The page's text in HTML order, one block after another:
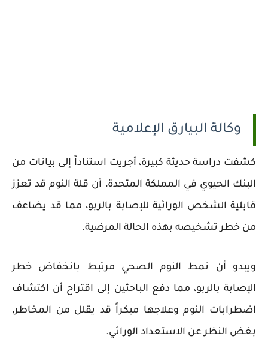
وكالة البيارق الإعلامية
كشفت دراسة حديثة كبيرة، أجريت استناداً إلى بيانات من
البنك الحيوي في المملكة المتحدة، أن قلة النوم قد تعزز
قابلية الشخص الوراثية للإصابة بالربو، مما قد يضاعف
من خطر تشخيصه بهذه الحالة المرضية.
ويبدو أن نمط النوم الصحي مرتبط بانخفاض خطر
الإصابة بالربو، مما دفع الباحثين إلى اقتراح أن اكتشاف
اضطرابات النوم وعلاجها مبكراً قد يقلل من المخاطر،
بغض النظر عن الاستعداد الوراثي.